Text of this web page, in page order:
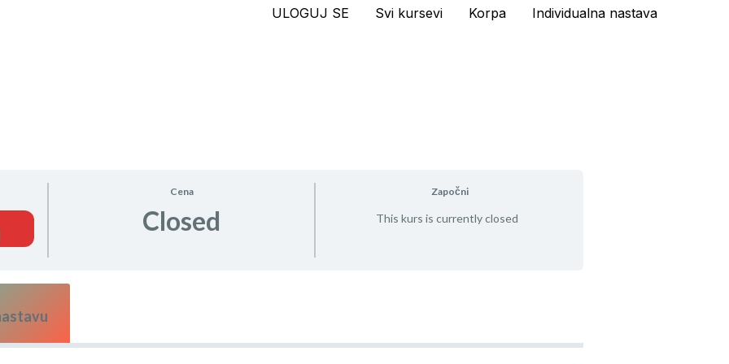
ULOGUJ SE Svi kursevi Korpa Individualna nastava
Cena
Closed
Započni
This kurs is currently closed